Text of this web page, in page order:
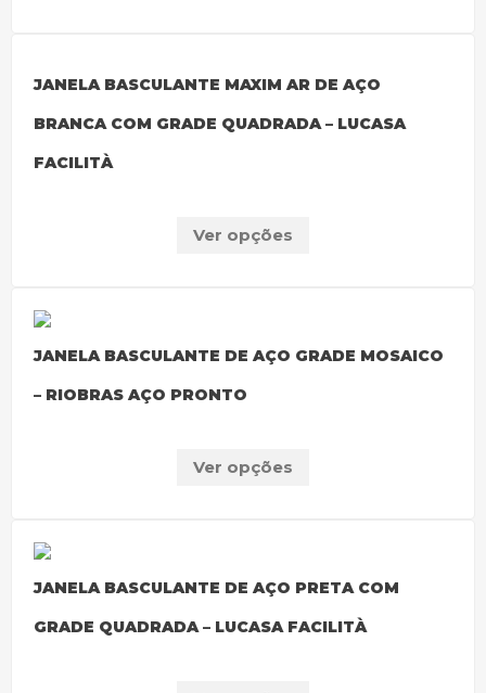
JANELA BASCULANTE MAXIM AR DE AÇO
BRANCA COM GRADE QUADRADA – LUCASA
FACILITÀ
Ver opções
JANELA BASCULANTE DE AÇO GRADE MOSAICO
– RIOBRAS AÇO PRONTO
Ver opções
JANELA BASCULANTE DE AÇO PRETA COM
GRADE QUADRADA – LUCASA FACILITÀ